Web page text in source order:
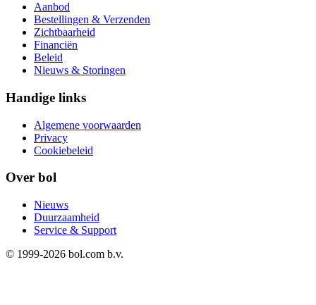
Aanbod
Bestellingen & Verzenden
Zichtbaarheid
Financiën
Beleid
Nieuws & Storingen
Handige links
Algemene voorwaarden
Privacy
Cookiebeleid
Over bol
Nieuws
Duurzaamheid
Service & Support
© 1999-2026 bol.com b.v.